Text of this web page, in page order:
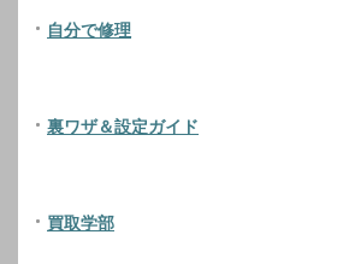
自分で修理
裏ワザ＆設定ガイド
買取学部